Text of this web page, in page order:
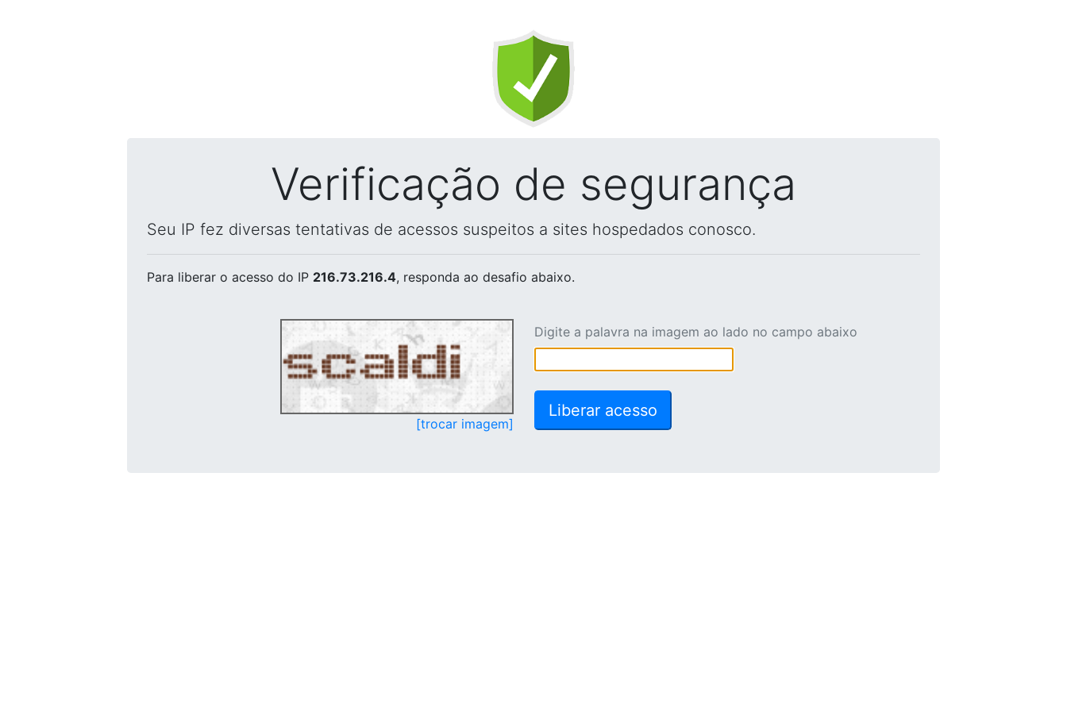
Verificação de segurança
Seu IP fez diversas tentativas de acessos suspeitos a sites hospedados conosco.
Para liberar o acesso do IP 216.73.216.4, responda ao desafio abaixo.
[trocar imagem]
Digite a palavra na imagem ao lado no campo abaixo